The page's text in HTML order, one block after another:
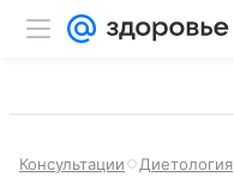
Консультации Диетология